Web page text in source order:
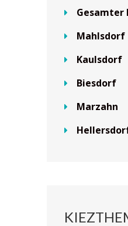
Gesamter
Mahlsdorf
Kaulsdorf
Biesdorf
Marzahn